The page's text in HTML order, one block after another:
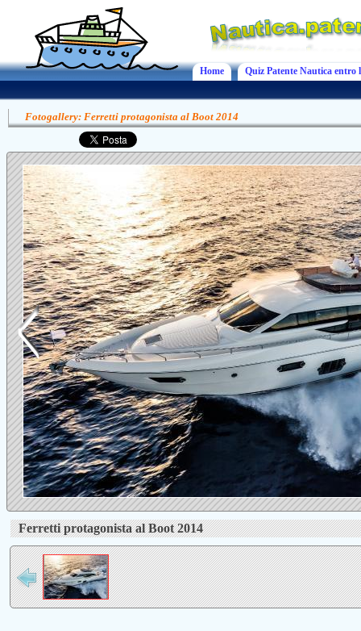
Home Quiz Patente Nautica entro
Fotogallery: Ferretti protagonista al Boot 2014
Ferretti protagonista al Boot 2014